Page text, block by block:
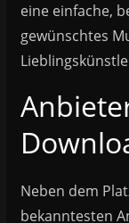
eine einfache,
gewünschtes
Neben dem
bekanntesten